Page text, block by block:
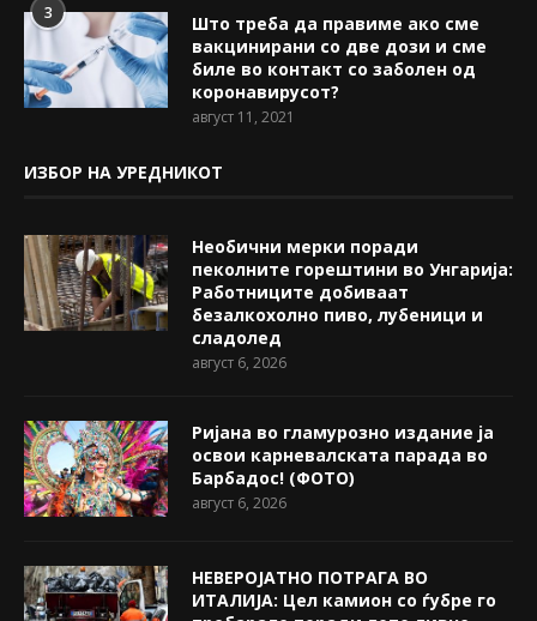
3
Што треба да правиме ако сме
вакцинирани со две дози и сме
биле во контакт со заболен од
коронавирусот?
август 11, 2021
ИЗБОР НА УРЕДНИКОТ
Необични мерки поради
пеколните горештини во Унгарија:
Работниците добиваат
безалкохолно пиво, лубеници и
сладолед
август 6, 2026
Ријана во гламурозно издание ја
освои карневалската парада во
Барбадос! (ФОТО)
август 6, 2026
НЕВЕРОЈАТНО ПОТРАГА ВО
ИТАЛИЈА: Цел камион со ѓубре го